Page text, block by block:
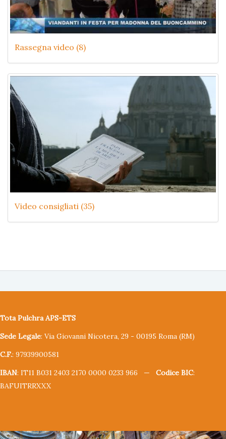
Rassegna video (8)
Video consigliati (35)
Tota Pulchra APS-ETS
Sede Legale: Via Giovanni Nicotera, 29 - 00195 Roma (RM)
C.F.: 97939900581
IBAN: IT11 B031 2403 2170 0000 0233 966 — Codice BIC:
BAFUITRRXXX